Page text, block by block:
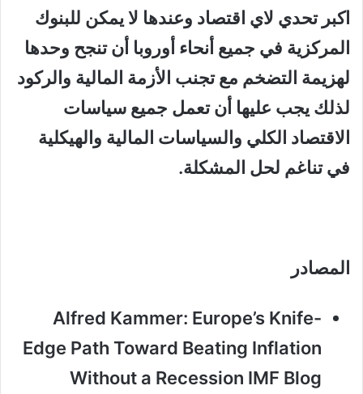
اكبر تحدي لاي اقتصاد وعندها لا يمكن للبنوك
المركزية في جميع أنحاء أوروبا أن تنجح وحدها
لهزيمة التضخم مع تجنب الأزمة المالية والركود
لذلك يجب عليها أن تعمل جميع سياسات
الاقتصاد الكلي والسياسات المالية والهيكلية
في تناغم لحل المشكلة.
المصادر
Alfred Kammer: Europe’s Knife-
Edge Path Toward Beating Inflation
Without a Recession IMF Blog